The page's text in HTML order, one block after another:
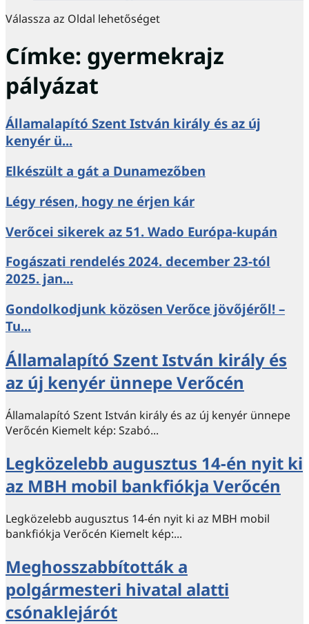
Válassza az Oldal lehetőséget
Címke: gyermekrajz
pályázat
Államalapító Szent István király és az új
kenyér ü...
Elkészült a gát a Dunamezőben
Légy résen, hogy ne érjen kár
Verőcei sikerek az 51. Wado Európa-kupán
Fogászati rendelés 2024. december 23-tól
2025. jan...
Gondolkodjunk közösen Verőce jövőjéről! –
Tu...
Államalapító Szent István király és
az új kenyér ünnepe Verőcén
Államalapító Szent István király és az új kenyér ünnepe
Verőcén Kiemelt kép: Szabó...
Legközelebb augusztus 14-én nyit ki
az MBH mobil bankfiókja Verőcén
Legközelebb augusztus 14-én nyit ki az MBH mobil
bankfiókja Verőcén Kiemelt kép:...
Meghosszabbították a
polgármesteri hivatal alatti
csónaklejárót